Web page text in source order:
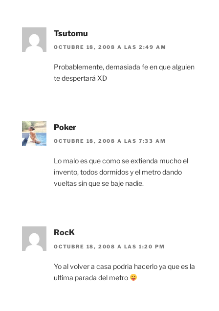
Tsutomu
OCTUBRE 18, 2008 A LAS 2:49 AM
Probablemente, demasiada fe en que alguien
te despertará XD
Poker
OCTUBRE 18, 2008 A LAS 7:33 AM
Lo malo es que como se extienda mucho el
invento, todos dormidos y el metro dando
vueltas sin que se baje nadie.
RocK
OCTUBRE 18, 2008 A LAS 1:20 PM
Yo al volver a casa podria hacerlo ya que es la
ultima parada del metro